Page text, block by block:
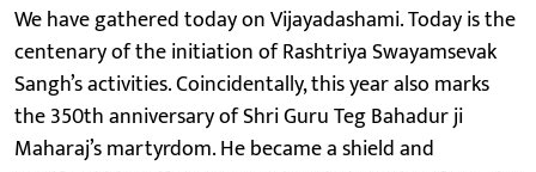
We have gathered today on Vijayadashami. Today is the
centenary of the initiation of Rashtriya Swayamsevak
Sangh’s activities. Coincidentally, this year also marks
the 350th anniversary of Shri Guru Teg Bahadur ji
Maharaj’s martyrdom. He became a shield and